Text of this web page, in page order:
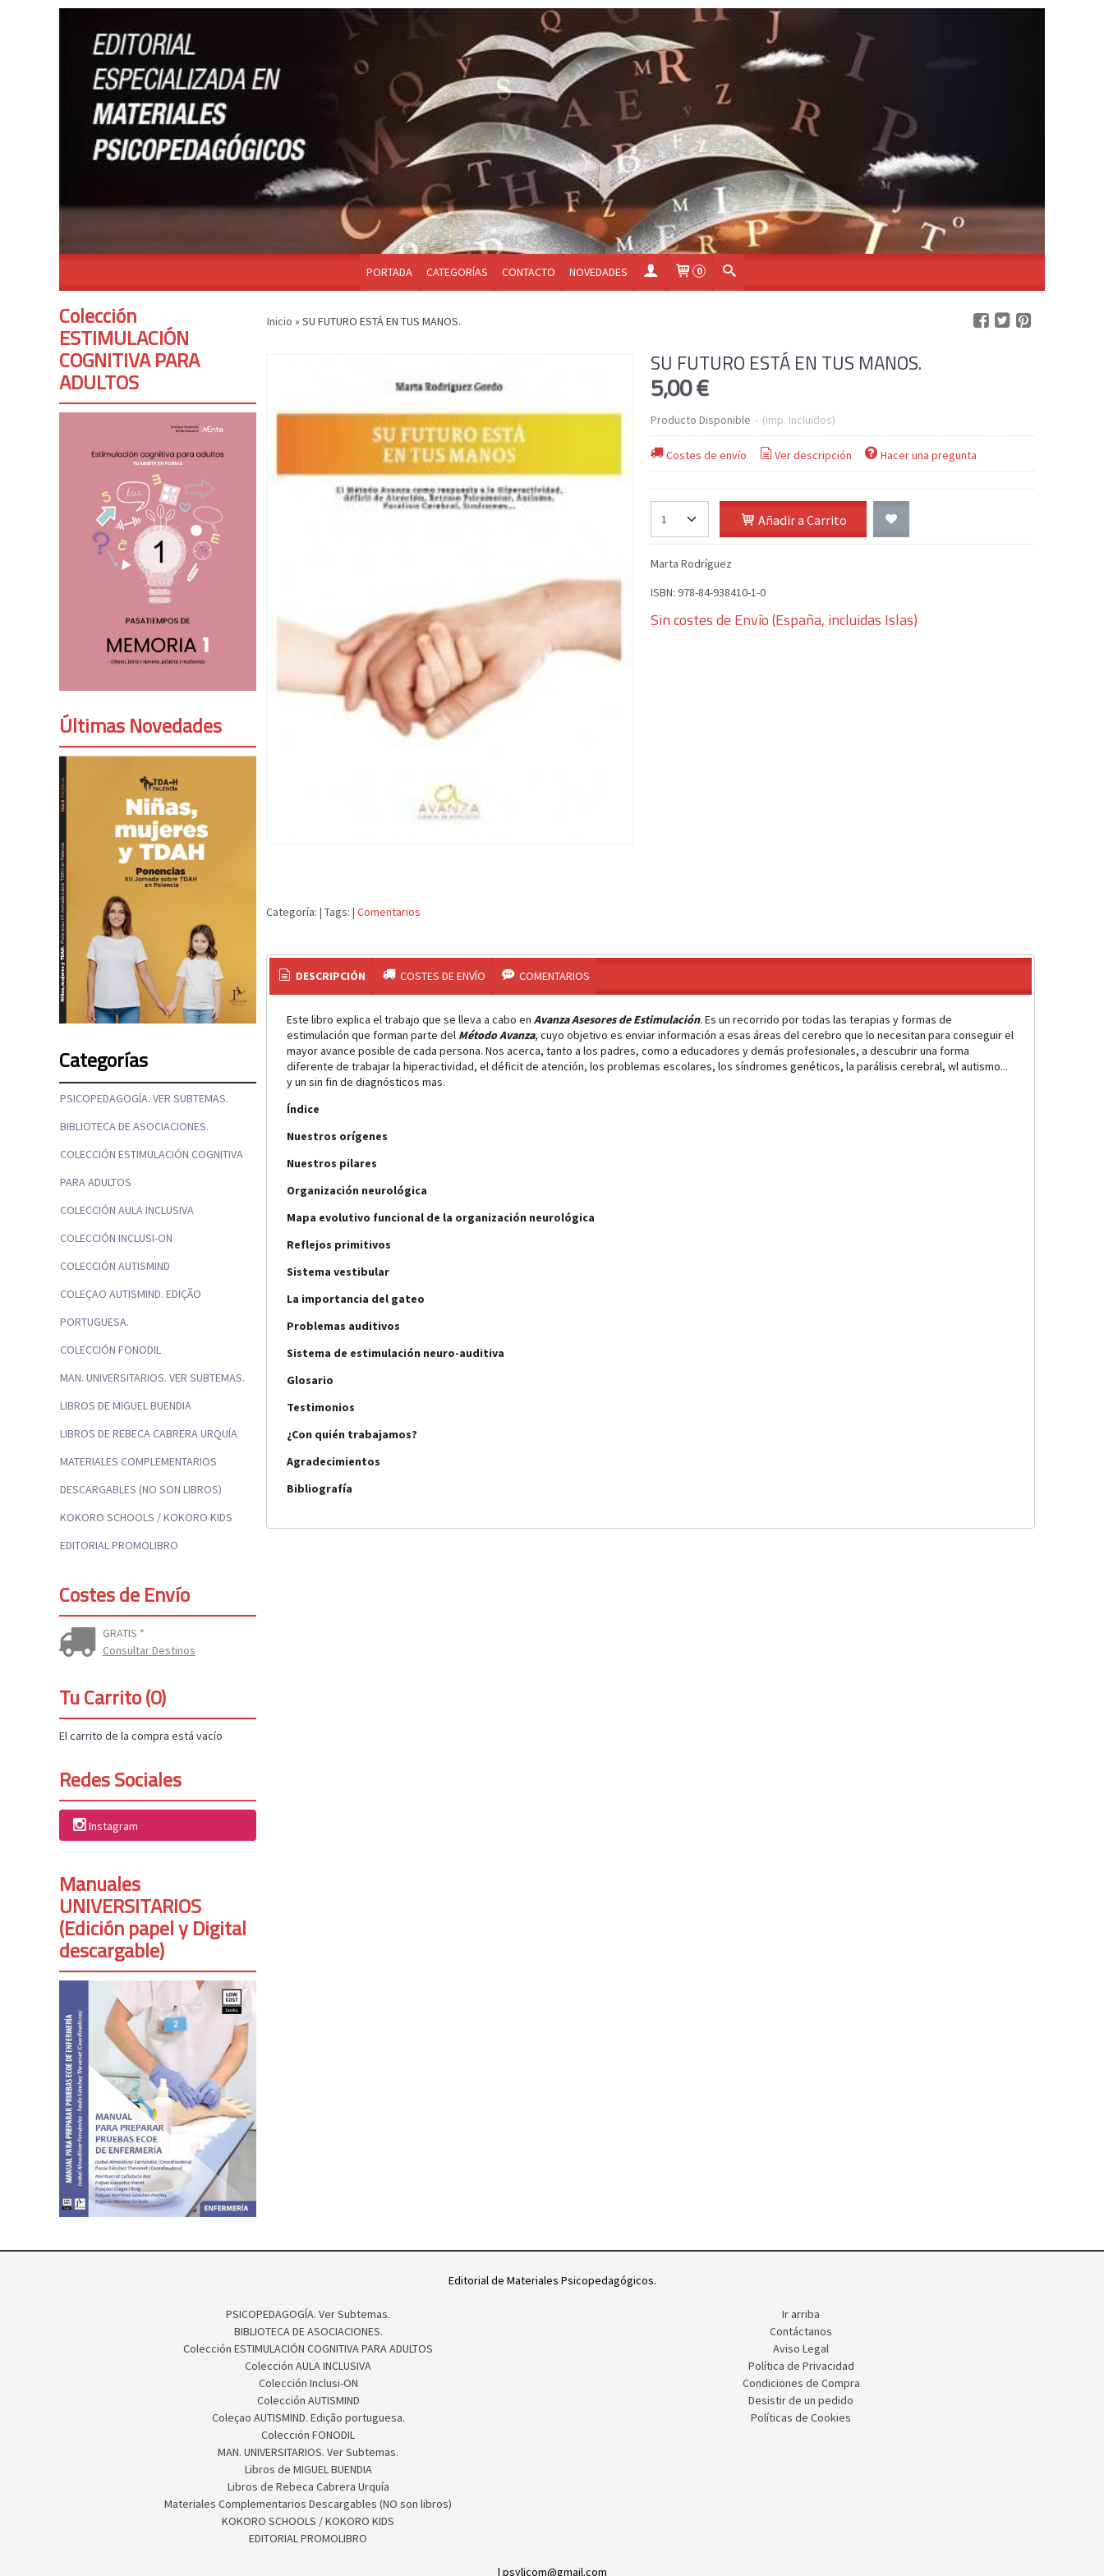
PORTADA CATEGORÍAS CONTACTO NOVEDADES 0
Colección
ESTIMULACIÓN
COGNITIVA PARA
ADULTOS
Últimas Novedades
Categorías
PSICOPEDAGOGÍA. VER SUBTEMAS.
BIBLIOTECA DE ASOCIACIONES.
COLECCIÓN ESTIMULACIÓN COGNITIVA
PARA ADULTOS
COLECCIÓN AULA INCLUSIVA
COLECCIÓN INCLUSI-ON
COLECCIÓN AUTISMIND
COLEÇAO AUTISMIND. EDIÇÃO
PORTUGUESA.
COLECCIÓN FONODIL
MAN. UNIVERSITARIOS. VER SUBTEMAS.
LIBROS DE MIGUEL BUENDIA
LIBROS DE REBECA CABRERA URQUÍA
MATERIALES COMPLEMENTARIOS
DESCARGABLES (NO SON LIBROS)
KOKORO SCHOOLS / KOKORO KIDS
EDITORIAL PROMOLIBRO
Costes de Envío
GRATIS *
Consultar Destinos
Tu Carrito (0)
El carrito de la compra está vacío
Redes Sociales
Instagram
Manuales
UNIVERSITARIOS
(Edición papel y Digital
descargable)
Inicio » SU FUTURO ESTÁ EN TUS MANOS.
SU FUTURO ESTÁ EN TUS MANOS.
5,00 €
Producto Disponible - (Imp. Incluidos)
Costes de envío Ver descripción Hacer una pregunta
Añadir a Carrito
Marta Rodríguez
ISBN: 978-84-938410-1-0
Sin costes de Envío (España, incluidas Islas)
Categoría: | Tags: | Comentarios
DESCRIPCIÓN COSTES DE ENVÍO COMENTARIOS
Este libro explica el trabajo que se lleva a cabo en Avanza Asesores de Estimulación. Es un recorrido por todas las terapias y formas de
estimulación que forman parte del Método Avanza, cuyo objetivo es enviar información a esas áreas del cerebro que lo necesitan para conseguir el
mayor avance posible de cada persona. Nos acerca, tanto a los padres, como a educadores y demás profesionales, a descubrir una forma
diferente de trabajar la hiperactividad, el déficit de atención, los problemas escolares, los síndromes genéticos, la parálisis cerebral, wl autismo...
y un sin fin de diagnósticos mas.
Índice
Nuestros orígenes
Nuestros pilares
Organización neurológica
Mapa evolutivo funcional de la organización neurológica
Reflejos primitivos
Sistema vestibular
La importancia del gateo
Problemas auditivos
Sistema de estimulación neuro-auditiva
Glosario
Testimonios
¿Con quién trabajamos?
Agradecimientos
Bibliografía
PSICOPEDAGOGÍA. Ver Subtemas.
BIBLIOTECA DE ASOCIACIONES.
Colección ESTIMULACIÓN COGNITIVA PARA ADULTOS
Colección AULA INCLUSIVA
Colección Inclusi-ON
Colección AUTISMIND
Coleçao AUTISMIND. Edição portuguesa.
Colección FONODIL
MAN. UNIVERSITARIOS. Ver Subtemas.
Libros de MIGUEL BUENDIA
Libros de Rebeca Cabrera Urquía
Materiales Complementarios Descargables (NO son libros)
Ir arriba
Contáctanos
Aviso Legal
Política de Privacidad
Condiciones de Compra